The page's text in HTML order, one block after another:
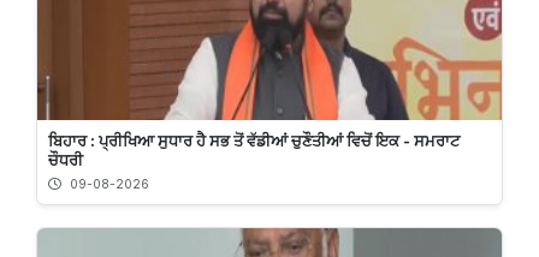
ਬਿਹਾਰ : ਪ੍ਰੀਖਿਆ ਸੁਧਾਰ ਹੈ ਸਭ ਤੋਂ ਵੱਡੀਆਂ ਚੁਣੌਤੀਆਂ ਵਿਚੋਂ ਇਕ - ਸਮਰਾਟ
ਚੌਧਰੀ
09-08-2026